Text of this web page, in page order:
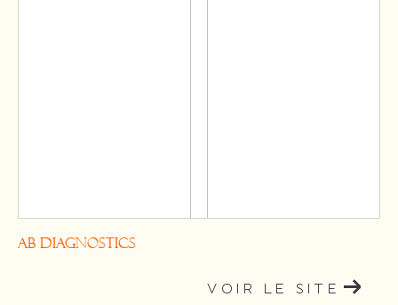
AB DIAGNOSTICS
VOIR LE SITE